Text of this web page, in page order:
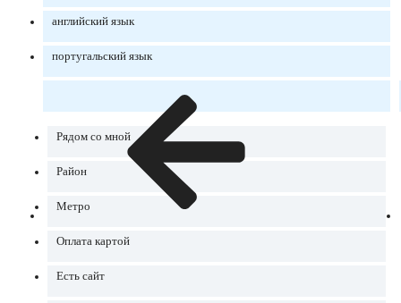
английский язык
португальский язык
Рядом со мной
Район
Метро
Оплата картой
Есть сайт